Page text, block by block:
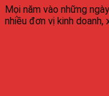
Mọi năm vào những
nhiều đơn vị kinh doanh,